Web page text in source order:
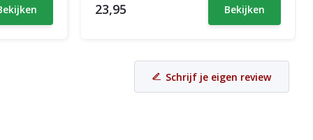
23,95 Bekijken
Schrijf je eigen review